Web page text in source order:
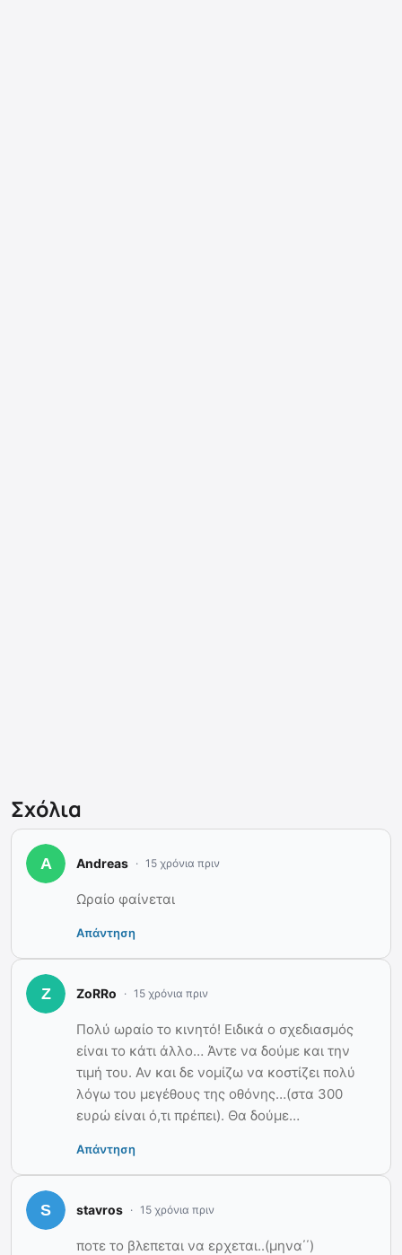
Σχόλια
Andreas 15 χρόνια πριν
Ωραίο φαίνεται
Απάντηση
ZoRRo 15 χρόνια πριν
Πολύ ωραίο το κινητό! Ειδικά ο σχεδιασμός
είναι το κάτι άλλο… Άντε να δούμε και την
τιμή του. Αν και δε νομίζω να κοστίζει πολύ
λόγω του μεγέθους της οθόνης…(στα 300
ευρώ είναι ό,τι πρέπει). Θα δούμε…
Απάντηση
stavros 15 χρόνια πριν
ποτε το βλεπεται να ερχεται..(μηνα΄΄)